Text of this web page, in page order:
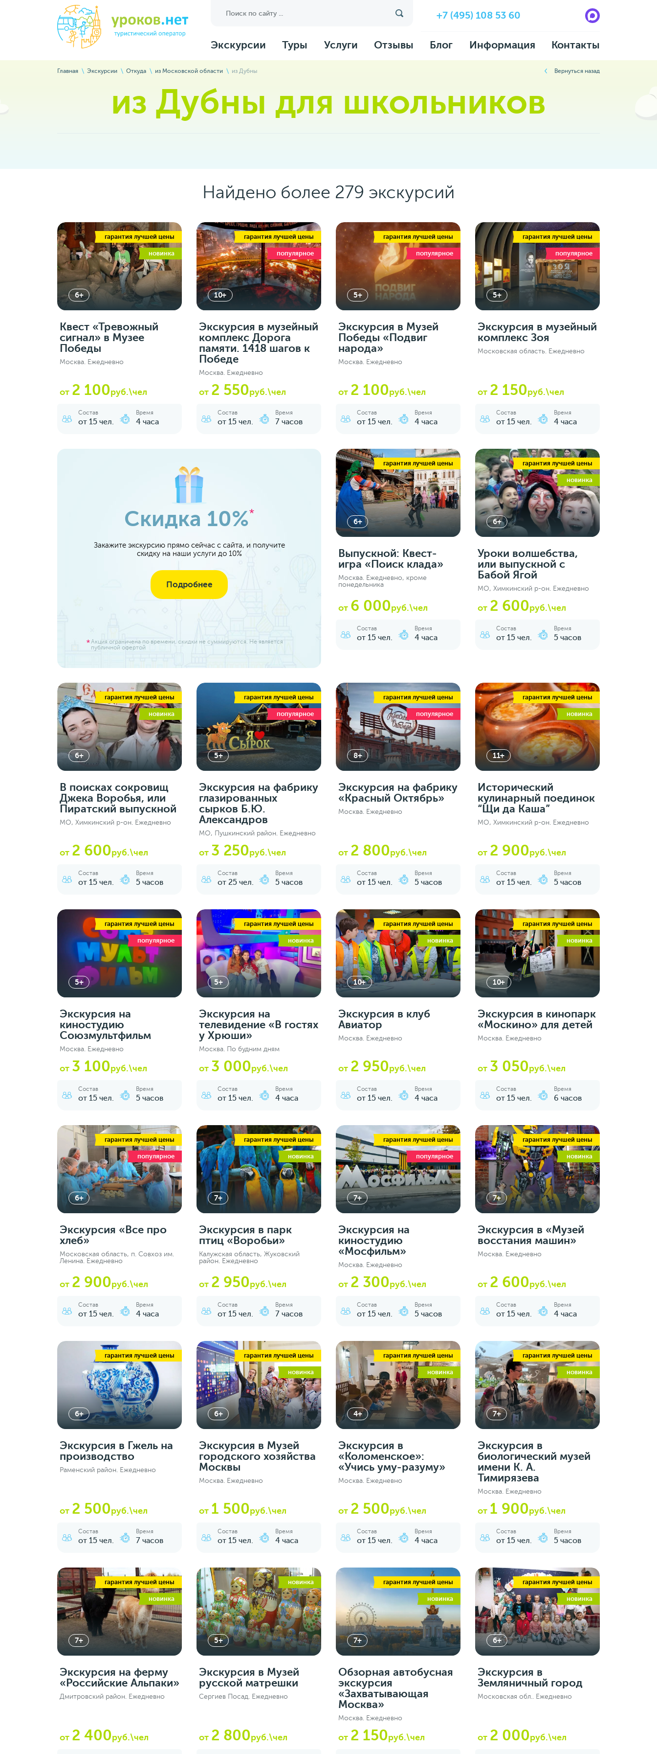
+7 (495) 108 53 60
Экскурсии Туры Услуги Отзывы Блог Информация Контакты
Главная Экскурсии Откуда из Московской области из Дубны Вернуться назад
из Дубны для школьников
Найдено более 279 экскурсий
гарантия лучшей цены
новинка
6+
Квест «Тревожный
сигнал» в Музее
Победы
Москва. Ежедневно
от 2 100руб.\чел
Состав
от 15 чел.
Время
4 часа
гарантия лучшей цены
популярное
10+
Экскурсия в музейный
комплекс Дорога
памяти. 1418 шагов к
Победе
Москва. Ежедневно
от 2 550руб.\чел
Состав
от 15 чел.
Время
7 часов
гарантия лучшей цены
популярное
5+
Экскурсия в Музей
Победы «Подвиг
народа»
Москва. Ежедневно
от 2 100руб.\чел
Состав
от 15 чел.
Время
4 часа
гарантия лучшей цены
популярное
5+
Экскурсия в музейный
комплекс Зоя
Московская область. Ежедневно
от 2 150руб.\чел
Состав
от 15 чел.
Время
4 часа
Скидка 10%*
Закажите экскурсию прямо сейчас с сайта, и получите
скидку на наши услуги до 10%
Подробнее
Акция ограничена по времени. скидки не суммируются. Не является
публичной офертой
гарантия лучшей цены
6+
Выпускной: Квест-
игра «Поиск клада»
Москва. Ежедневно, кроме
понедельника
от 6 000руб.\чел
Состав
от 15 чел.
Время
4 часа
гарантия лучшей цены
новинка
6+
Уроки волшебства,
или выпускной с
Бабой Ягой
МО, Химкинский р-он. Ежедневно
от 2 600руб.\чел
Состав
от 15 чел.
Время
5 часов
гарантия лучшей цены
новинка
6+
В поисках сокровищ
Джека Воробья, или
Пиратский выпускной
МО, Химкинский р-он. Ежедневно
от 2 600руб.\чел
Состав
от 15 чел.
Время
5 часов
гарантия лучшей цены
популярное
5+
Экскурсия на фабрику
глазированных
сырков Б.Ю.
Александров
МО, Пушкинский район. Ежедневно
от 3 250руб.\чел
Состав
от 25 чел.
Время
5 часов
гарантия лучшей цены
популярное
8+
Экскурсия на фабрику
«Красный Октябрь»
Москва. Ежедневно
от 2 800руб.\чел
Состав
от 15 чел.
Время
5 часов
гарантия лучшей цены
новинка
11+
Исторический
кулинарный поединок
“Щи да Каша”
МО, Химкинский р-он. Ежедневно
от 2 900руб.\чел
Состав
от 15 чел.
Время
5 часов
гарантия лучшей цены
популярное
5+
Экскурсия на
киностудию
Союзмультфильм
Москва. Ежедневно
от 3 100руб.\чел
Состав
от 15 чел.
Время
5 часов
гарантия лучшей цены
новинка
5+
Экскурсия на
телевидение «В гостях
у Хрюши»
Москва. По будним дням
от 3 000руб.\чел
Состав
от 15 чел.
Время
4 часа
гарантия лучшей цены
новинка
10+
Экскурсия в клуб
Авиатор
Москва. Ежедневно
от 2 950руб.\чел
Состав
от 15 чел.
Время
4 часа
гарантия лучшей цены
новинка
10+
Экскурсия в кинопарк
«Москино» для детей
Москва. Ежедневно
от 3 050руб.\чел
Состав
от 15 чел.
Время
6 часов
гарантия лучшей цены
популярное
6+
Экскурсия «‎Все про
хлеб»
Московская область, п. Совхоз им.
Ленина. Ежедневно
от 2 900руб.\чел
Состав
от 15 чел.
Время
4 часа
гарантия лучшей цены
новинка
7+
Экскурсия в парк
птиц «Воробьи»
Калужская область, Жуковский
район. Ежедневно
от 2 950руб.\чел
Состав
от 15 чел.
Время
7 часов
гарантия лучшей цены
популярное
7+
Экскурсия на
киностудию
«Мосфильм»
Москва. Ежедневно
от 2 300руб.\чел
Состав
от 15 чел.
Время
5 часов
гарантия лучшей цены
новинка
7+
Экскурсия в «Музей
восстания машин»
Москва. Ежедневно
от 2 600руб.\чел
Состав
от 15 чел.
Время
4 часа
гарантия лучшей цены
6+
Экскурсия в Гжель на
производство
Раменский район. Ежедневно
от 2 500руб.\чел
Состав
от 15 чел.
Время
7 часов
гарантия лучшей цены
новинка
6+
Экскурсия в Музей
городского хозяйства
Москвы
Москва. Ежедневно
от 1 500руб.\чел
Состав
от 15 чел.
Время
4 часа
гарантия лучшей цены
новинка
4+
Экскурсия в
«Коломенское»:
«Учись уму-разуму»
Москва. Ежедневно
от 2 500руб.\чел
Состав
от 15 чел.
Время
4 часа
гарантия лучшей цены
новинка
7+
Экскурсия в
биологический музей
имени К. А.
Тимирязева
Москва. Ежедневно
от 1 900руб.\чел
Состав
от 15 чел.
Время
5 часов
гарантия лучшей цены
новинка
7+
Экскурсия на ферму
«Российские Альпаки»
Дмитровский район. Ежедневно
от 2 400руб.\чел
новинка
5+
Экскурсия в Музей
русской матрешки
Сергиев Посад. Ежедневно
от 2 800руб.\чел
гарантия лучшей цены
новинка
7+
Обзорная автобусная
экскурсия
«Захватывающая
Москва»
Москва. Ежедневно
от 2 150руб.\чел
гарантия лучшей цены
новинка
6+
Экскурсия в
Земляничный город
Московская обл.. Ежедневно
от 2 000руб.\чел